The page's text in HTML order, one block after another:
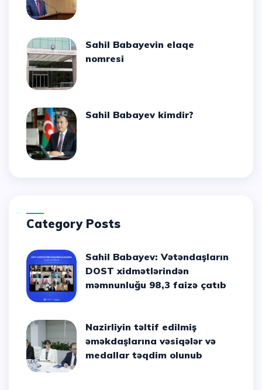
Sahil Babayevin elaqe
nomresi
Sahil Babayev kimdir?
Category Posts
Sahil Babayev: Vətəndaşların
DOST xidmətlərindən
məmnunluğu 98,3 faizə çatıb
Nazirliyin təltif edilmiş
əməkdaşlarına vəsiqələr və
medallar təqdim olunub